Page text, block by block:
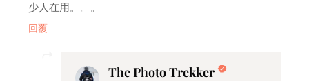
少人在用。。。
回覆
The Photo Trekker